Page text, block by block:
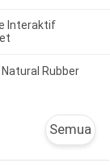
Interaktif
Rubber
Semua